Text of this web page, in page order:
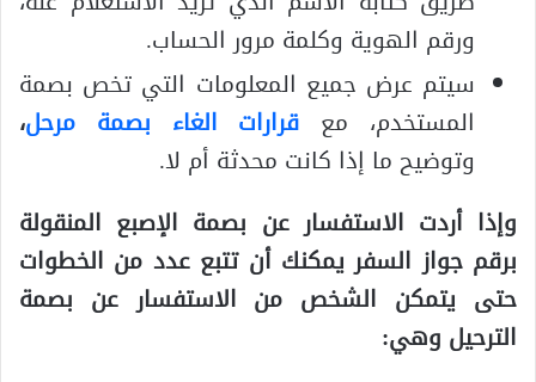
ورقم الهوية وكلمة مرور الحساب.
سيتم عرض جميع المعلومات التي تخص بصمة
المستخدم، مع قرارات الغاء بصمة مرحل،
وتوضيح ما إذا كانت محدثة أم لا.
وإذا أردت الاستفسار عن بصمة الإصبع المنقولة
برقم جواز السفر يمكنك أن تتبع عدد من الخطوات
حتى يتمكن الشخص من الاستفسار عن بصمة
الترحيل وهي: